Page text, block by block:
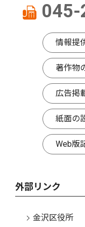
045-
情報提
著作物
広告掲
紙面の
Web版
外部リンク
金沢区役所